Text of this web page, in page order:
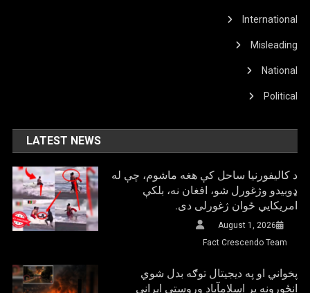
International
Misleading
National
Political
LATEST NEWS
د کالیفورنیا ساحل کې هغه ماشوم، چې له
ډوبیدو وژغورل شو، افغان نه، بلکې
امریکایي ځوان ژغورلی دی.
August 1, 2026
Fact Crescendo Team
پخواني او په دیجیتال توګه بدل شوي
انځورونه پر اسلامآباد وروستي ایراني